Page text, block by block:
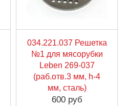
034.221.037 Решетка
№1 для мясорубки
Leben 269-037
(раб.отв.3 мм, h-4
мм, сталь)
600 руб